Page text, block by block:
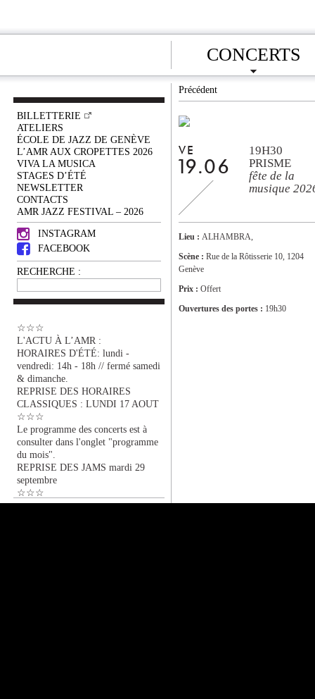
CONCERTS
BILLETTERIE
ATELIERS
ÉCOLE DE JAZZ DE GENÈVE
L’AMR AUX CROPETTES 2026
VIVA LA MUSICA
STAGES D’ÉTÉ
NEWSLETTER
CONTACTS
AMR JAZZ FESTIVAL – 2026
INSTAGRAM
FACEBOOK
RECHERCHE :
☆☆☆
L'ACTU À L’AMR :
HORAIRES D'ÉTÉ: lundi -
vendredi: 14h - 18h // fermé samedi
& dimanche.
REPRISE DES HORAIRES
CLASSIQUES : LUNDI 17 AOUT
☆☆☆
Le programme des concerts est à
consulter dans l'onglet "programme
du mois".
REPRISE DES JAMS mardi 29
septembre
☆☆☆
Précédent
VE
19.06
19H30
PRISME
fête de la
musique
Lieu : ALHAMBRA,
Scène : Rue de la Rôtisserie 10, 1204
Genève
Prix : Offert
Ouvertures des portes : 19h30